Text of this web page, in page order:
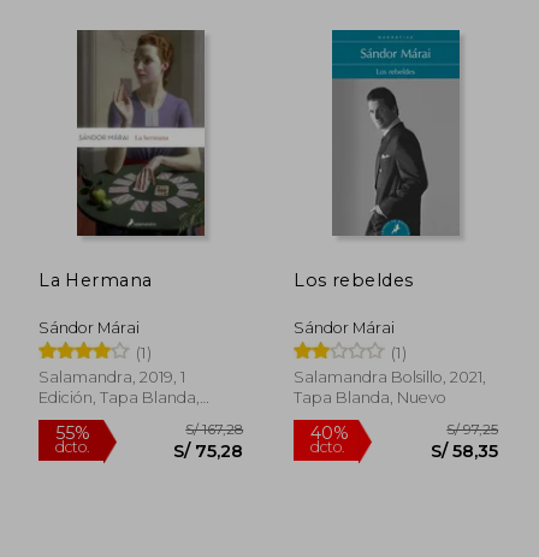
55% 55%
dcto.
La Hermana
Sándor Márai
(1)
Salamandra, 2019, 1
Edición, Tapa Blanda,
Nuevo
Los rebeldes
Sándor Márai
(1)
Salamandra Bolsillo, 2021,
Tapa Blanda, Nuevo